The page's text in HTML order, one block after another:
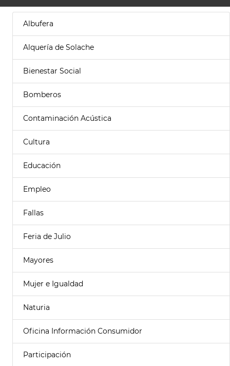
Albufera
Alquería de Solache
Bienestar Social
Bomberos
Contaminación Acústica
Cultura
Educación
Empleo
Fallas
Feria de Julio
Mayores
Mujer e Igualdad
Naturia
Oficina Información Consumidor
Participación